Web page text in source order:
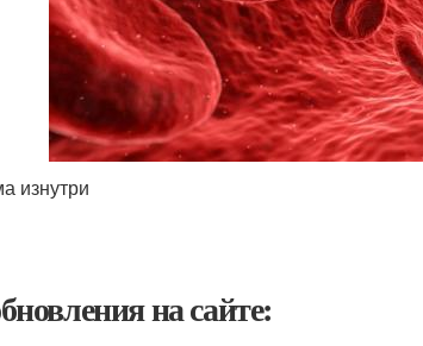
изнутри
на сайте: